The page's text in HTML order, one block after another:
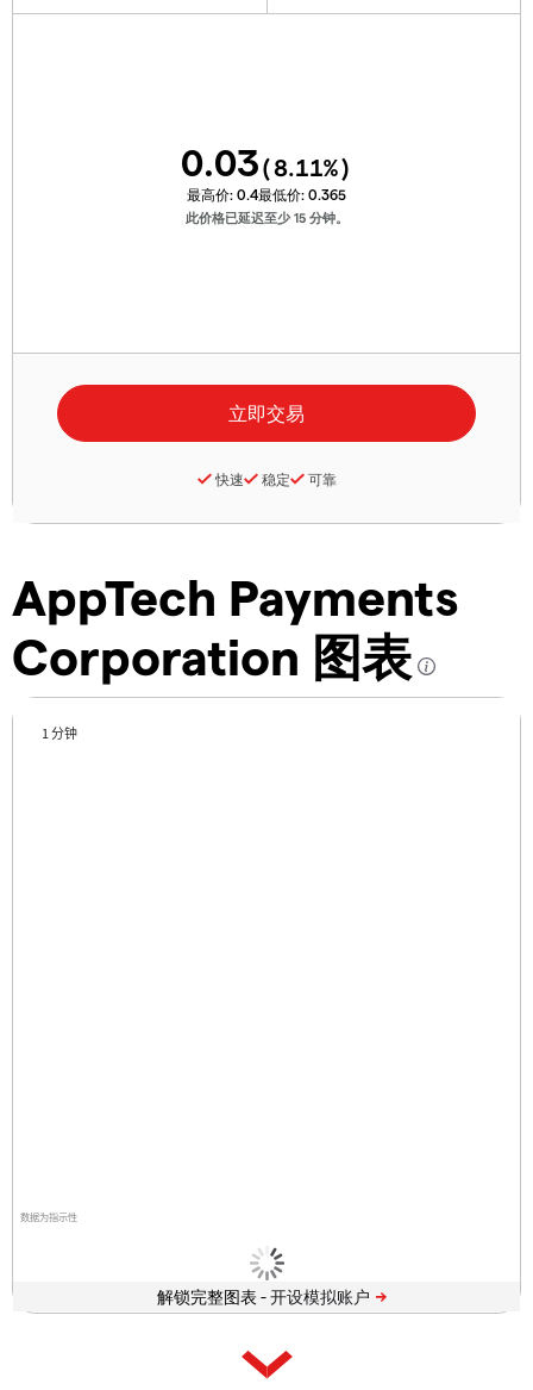
AppTech Payments
Corporation 图表
数据为指示性
1 分钟
解锁完整图表 -
0.03(8.11%)
最高价: 0.4最低价: 0.365
此价格已延迟至少 15 分钟。
快速 稳定 可靠